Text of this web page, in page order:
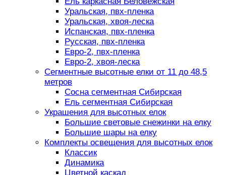
Уральская, пвх-пленка
Уральская, хвоя-леска
Испанская, пвх-пленка
Русская, пвх-пленка
Евро-2, пвх-пленка
Евро-2, хвоя-леска
Сегментные высотные елки от 11 до 48,5
метров
Сосна сегментная Сибирская
Ель сегментная Сибирская
Украшения для высотных елок
Большие световые снежинки на елку
Большие шары на елку
Комплекты освещения для высотных елок
Классик
Динамика
Цветной каскад